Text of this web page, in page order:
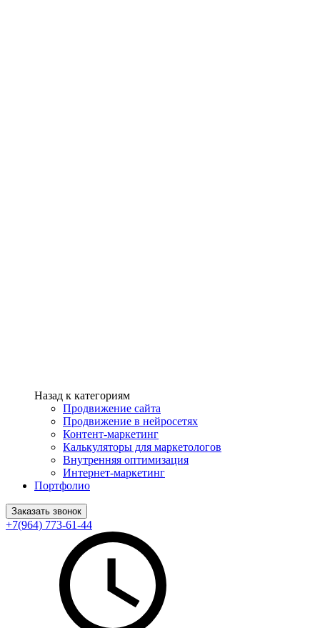
Назад к категориям
Продвижение сайта
Продвижение в нейросетях
Контент-маркетинг
Калькуляторы для маркетологов
Внутренняя оптимизация
Интернет-маркетинг
Портфолио
Заказать звонок
+7(964) 773-61-44